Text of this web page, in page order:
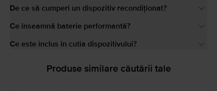
De ce să cumperi un dispozitiv recondiționat?
Ce înseamnă baterie performantă?
Ce este inclus în cutia dispozitivului?
Produse similare căutării tale